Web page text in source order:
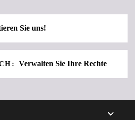
Sie uns!
Verwalten Sie Ihre Rechte
